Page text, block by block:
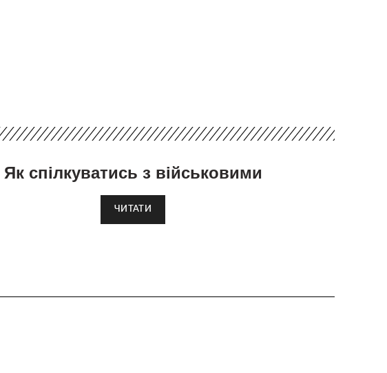
Як спілкуватись з військовими
ЧИТАТИ